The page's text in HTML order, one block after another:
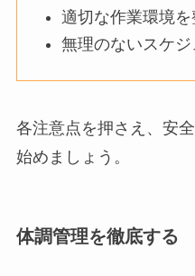
適切な作業環境を
無理のないスケ
各注意点を押さえ、安
始めましょう。
体調管理を徹底する